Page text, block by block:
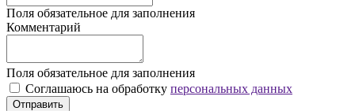
Поля обязательное для заполнения
Комментарий
Поля обязательное для заполнения
Соглашаюсь на обработку персональных данных
Отправить